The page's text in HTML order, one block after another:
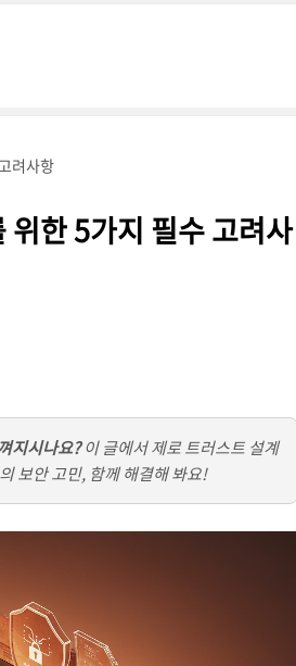
려사항
한 5가지 필수 고려사
지시나요?이 글에서 제로 트러스트 설계
보안 고민, 함께 해결해 봐요!